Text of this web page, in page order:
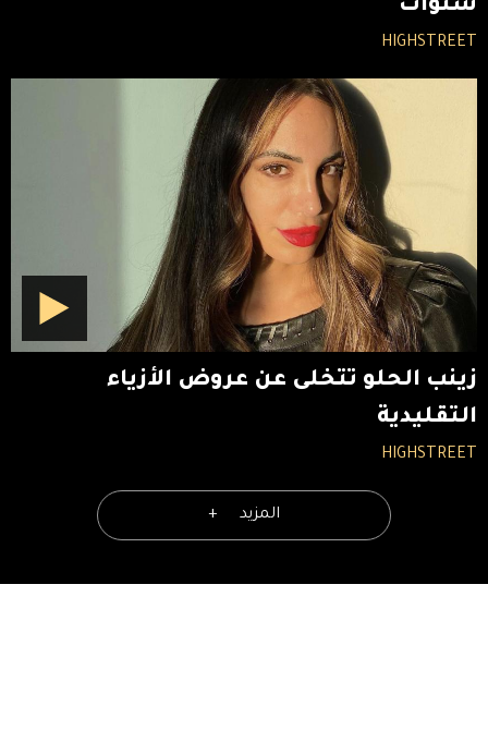
سنوات
HIGHSTREET
زينب الحلو تتخلى عن عروض الأزياء
التقليدية
HIGHSTREET
المزيد